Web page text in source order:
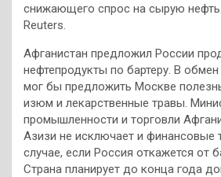
снижающего спрос на сырую
Reuters.
Афганистан предложил России
нефтепродукты по бартеру. В
мог бы предложить Москве
изюм и лекарственные травы.
промышленности и торговли
Азизи не исключает и финансовые
случае, если Россия откажется от
Страна планирует до конца года